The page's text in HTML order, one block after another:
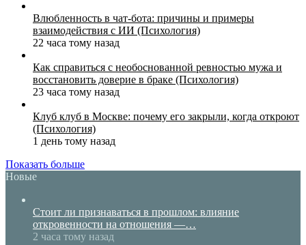
Влюбленность в чат-бота: причины и примеры
взаимодействия с ИИ (Психология)
22 часа тому назад
Как справиться с необоснованной ревностью мужа и
восстановить доверие в браке (Психология)
23 часа тому назад
Клуб клуб в Москве: почему его закрыли, когда откроют
(Психология)
1 день тому назад
Показать больше
Новые
Стоит ли признаваться в прошлом: влияние
откровенности на отношения —…
2 часа тому назад